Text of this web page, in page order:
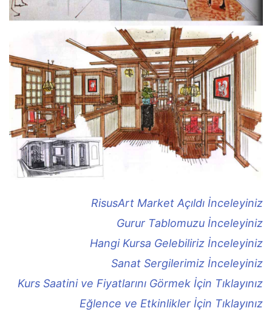
RisusArt Market Açıldı İnceleyiniz
Gurur Tablomuzu İnceleyiniz
Hangi Kursa Gelebiliriz İnceleyiniz
Sanat Sergilerimiz İnceleyiniz
Kurs Saatini ve Fiyatlarını Görmek İçin Tıklayınız
Eğlence ve Etkinlikler İçin Tıklayınız